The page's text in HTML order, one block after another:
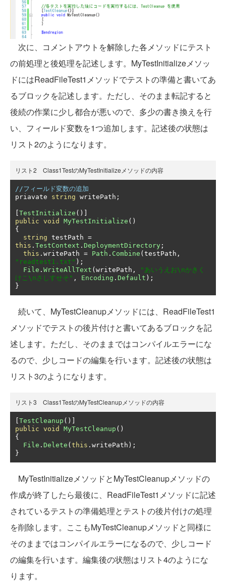
次に、コメントアウトを解除した各メソッドにテスト
の前処理と後処理を記述します。MyTestInitializeメソッ
ドにはReadFileTest1メソッドでテストの準備と書いてあ
るブロックを記述します。ただし、そのまま転記すると
後続の作業に少し都合が悪いので、多少の書き換えを行
い、フィールド変数を1つ追加します。記述後の状態は
リスト2のようになります。
リスト2 Class1TestのMyTestInitializeメソッドの内容
//フィールド変数の追加
priavate string writePath ;
TestInitialize ()]
public void MyTestInitialize ()
{
string testPath =
this . TestContext . DeploymentDirectory ;
this . writePath = Path . Combine ( testPath ,
"readtest1.txt" );
File . WriteAllText ( writePath ,
"あいうえお\nかきく
けこ\nさしすせそ" , Encoding . Default );
}
続いて、MyTestCleanupメソッドには、ReadFileTest1
メソッドでテストの後片付けと書いてあるブロックを記
述します。ただし、そのままではコンパイルエラーにな
るので、少しコードの編集を行います。記述後の状態は
リスト3のようになります。
リスト3 Class1TestのMyTestCleanupメソッドの内容
TestCleanup ()]
public void MyTestCleanup ()
{
File . Delete ( this . writePath );
}
MyTestInitializeメソッドとMyTestCleanupメソッドの
作成が終了したら最後に、ReadFileTest1メソッドに記述
されているテストの準備処理とテストの後片付けの処理
を削除します。ここもMyTestCleanupメソッドと同様に
そのままではコンパイルエラーになるので、少しコード
の編集を行います。編集後の状態はリスト4のようにな
ります。